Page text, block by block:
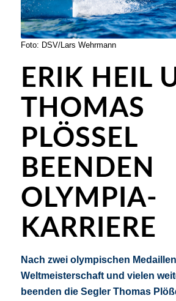
Foto: DSV/Lars Wehrmann
ERIK HEIL
THOMAS
PLÖSSEL B
EENDEN O
LYMPIA-K
ARRIERE
Nach zwei olympischen
Weltmeisterschaft und vielen
beenden die Segler Thomas